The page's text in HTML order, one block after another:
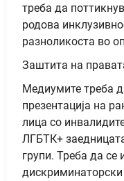
треба да
родова
разноликоста во
Заштита на
Медиумите треба
презентација на
лица со
ЛГБТК+
групи. Треба да се